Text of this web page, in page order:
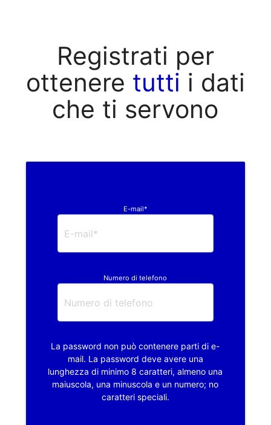
Registrati per
ottenere tutti i dati
che ti servono
E-mail*
Numero di telefono
La password non può contenere parti di e-
mail. La password deve avere una
lunghezza di minimo 8 caratteri, almeno una
maiuscola, una minuscola e un numero; no
caratteri speciali.